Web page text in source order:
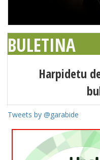
BULETINA
Harpidetu
Tweets by @garabide